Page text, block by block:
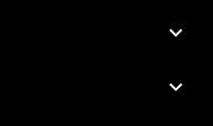

